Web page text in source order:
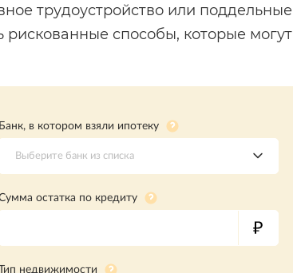
трудоустройство или поддельные
способы, которые могут
Банк, в котором взяли ипотеку
Выберите банк из списка
остатка по кредиту
недвижимости